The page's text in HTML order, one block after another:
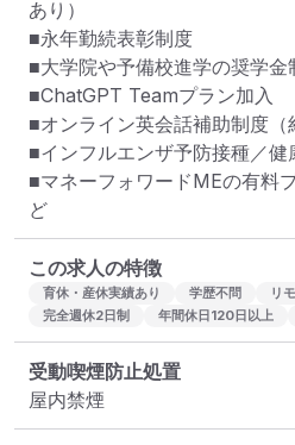
あり）
■永年勤続表彰制度
■大学院や予備校進学の奨学金
■ChatGPT Teamプラン加入
■オンライン英会話補助制度（
■インフルエンザ予防接種／健
■マネーフォワードMEの有料
ど
この求人の特徴
育休・産休実績あり 学歴不問 リ
完全週休2日制
年間休日120日以上
受動喫煙防止処置
屋内禁煙